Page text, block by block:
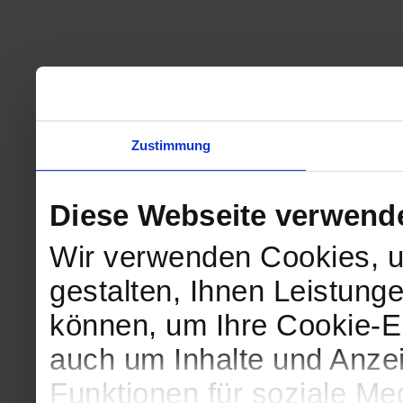
Zustimmung
Diese Webseite
Wir verwenden Cookies,
gestalten, Ihnen
können, um Ihre Cookie-
auch um Inhalte und
Funktionen für soziale